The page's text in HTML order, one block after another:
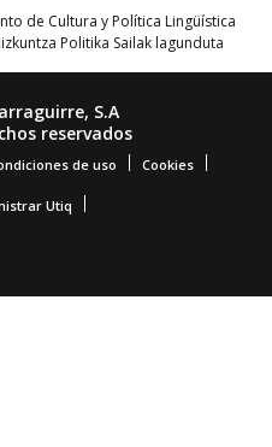
de Cultura y Política Lingüística
Politika Sailak lagunduta
S.A
reservados
de uso Cookies
Utiq